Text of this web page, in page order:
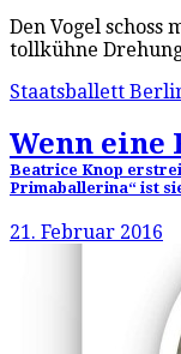
Den Vogel
tollkühne
Staatsballett
Wenn eine
Beatrice Knop
Primaballerina“ ist
21. Februar 2016